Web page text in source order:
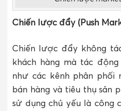
Chiến lược đẩy (Push
Chiến lược đẩy không
khách hàng mà tác
như các kênh phân phối
bán hàng và tiêu thụ sản
sử dụng chủ yếu là công